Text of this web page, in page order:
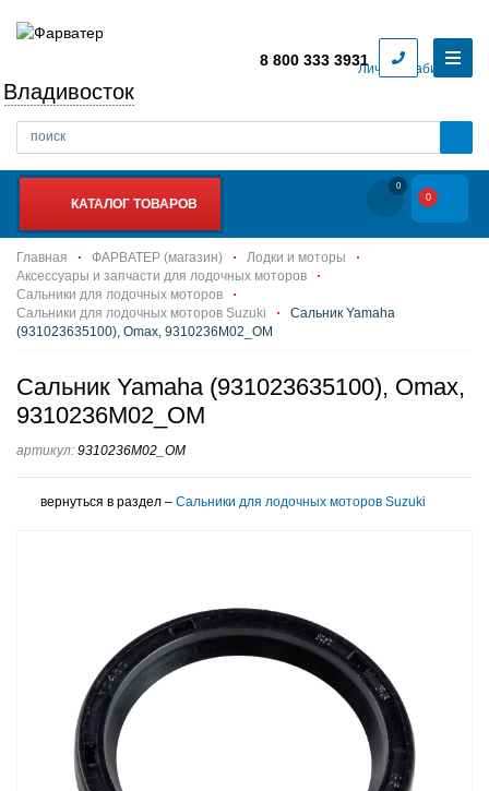
Личный кабинет
Владивосток
8 800 333 3931
КАТАЛОГ ТОВАРОВ
0
0
Главная ФАРВАТЕР (магазин)
Лодки и моторы
Аксессуары и запчасти для лодочных моторов
Сальники для лодочных моторов
Сальники для лодочных моторов Suzuki
Сальник Yamaha
(931023635100), Omax, 9310236M02_OM
Сальник Yamaha (931023635100), Omax,
9310236M02_OM
артикул: 9310236M02_OM
вернуться в раздел – Сальники для лодочных моторов Suzuki